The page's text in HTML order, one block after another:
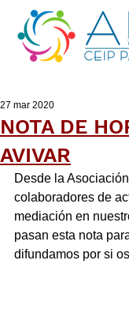
NOTA DE
AVIVAR
27 mar 2020
Desde la
colaboradores de
mediación en
pasan esta nota
difundamos por si